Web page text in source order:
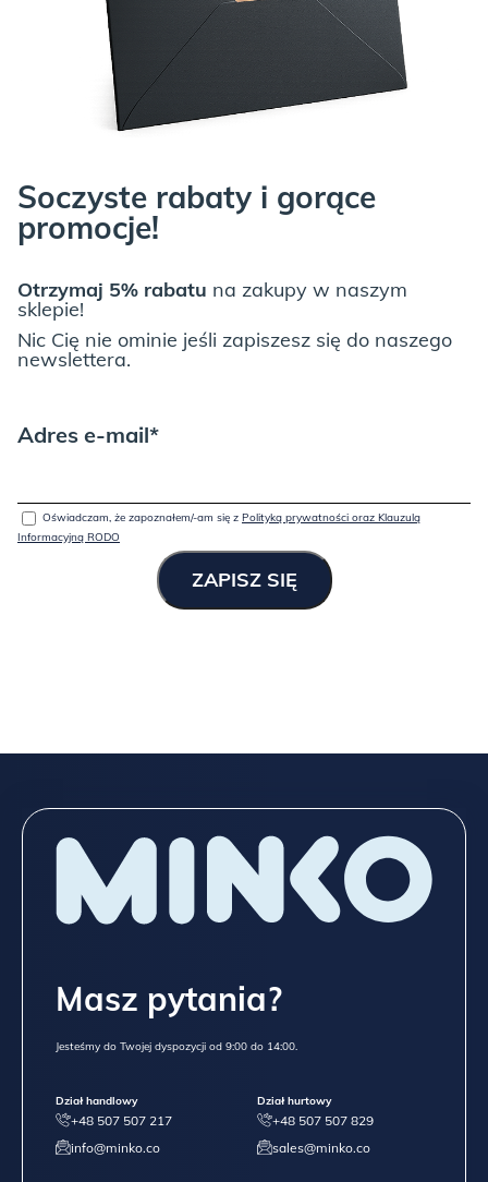
Soczyste rabaty i gorące
promocje!
Otrzymaj 5% rabatu na zakupy w naszym
sklepie!
Nic Cię nie ominie jeśli zapiszesz się do naszego
newslettera.
Adres e-mail*
Oświadczam, że zapoznałem/-am się z Polityką prywatności oraz Klauzulą
Informacyjną RODO
Masz pytania?
Jesteśmy do Twojej dyspozycji od 9:00 do 14:00.
Dział handlowy
+48 507 507 217
info@minko.co
Dział hurtowy
+48 507 507 829
sales@minko.co